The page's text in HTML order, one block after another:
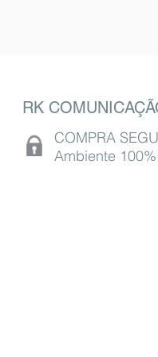
RK
COMPRA
Ambiente